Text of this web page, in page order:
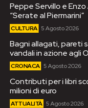
Peppe Servillo e
“Serate al Piermarini”
CULTURA 5 Agosto 2026
Bagni allagati, pareti
vandali in azione agli
CRONACA 5 Agosto 2026
Contributi per i libri
milioni di euro
ATTUALITÀ 5 Agosto 2026